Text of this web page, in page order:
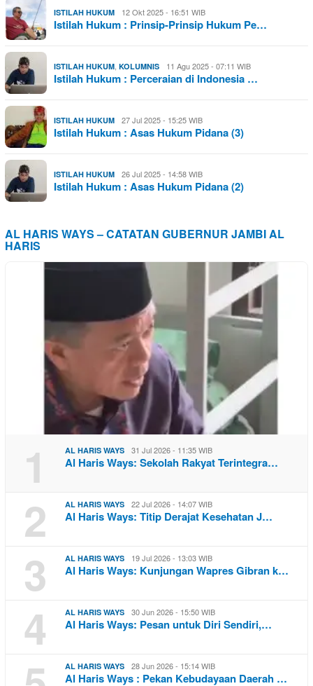
ISTILAH HUKUM 12 Okt 2025 - 16:51 WIB
Istilah Hukum : Prinsip-Prinsip Hukum Pe…
ISTILAH HUKUM, KOLUMNIS 11 Agu 2025 - 07:11 WIB
Istilah Hukum : Perceraian di Indonesia …
ISTILAH HUKUM 27 Jul 2025 - 15:25 WIB
Istilah Hukum : Asas Hukum Pidana (3)
ISTILAH HUKUM 26 Jul 2025 - 14:58 WIB
Istilah Hukum : Asas Hukum Pidana (2)
AL HARIS WAYS – CATATAN GUBERNUR JAMBI AL
HARIS
1 AL HARIS WAYS 31 Jul 2026 - 11:35 WIB
Al Haris Ways: Sekolah Rakyat Terintegra…
2 AL HARIS WAYS 22 Jul 2026 - 14:07 WIB
Al Haris Ways: Titip Derajat Kesehatan J…
3 AL HARIS WAYS 19 Jul 2026 - 13:03 WIB
Al Haris Ways: Kunjungan Wapres Gibran k…
4 AL HARIS WAYS 30 Jun 2026 - 15:50 WIB
Al Haris Ways: Pesan untuk Diri Sendiri,…
AL HARIS WAYS 28 Jun 2026 - 15:14 WIB
Al Haris Ways : Pekan Kebudayaan Daerah …